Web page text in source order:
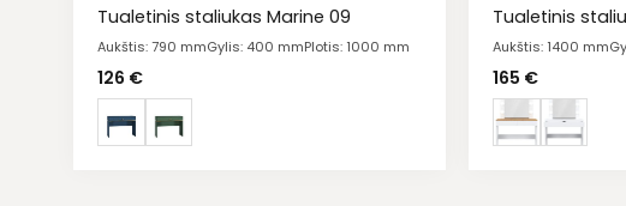
Tualetinis staliukas Marine 09
Aukštis: 790 mmGylis: 400 mmPlotis: 1000 mm
126 €
Tualetinis
Aukštis: 1400 mm
165 €